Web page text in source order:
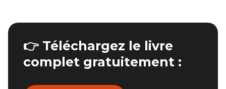
👉 Téléchargez le livre
complet gratuitement :